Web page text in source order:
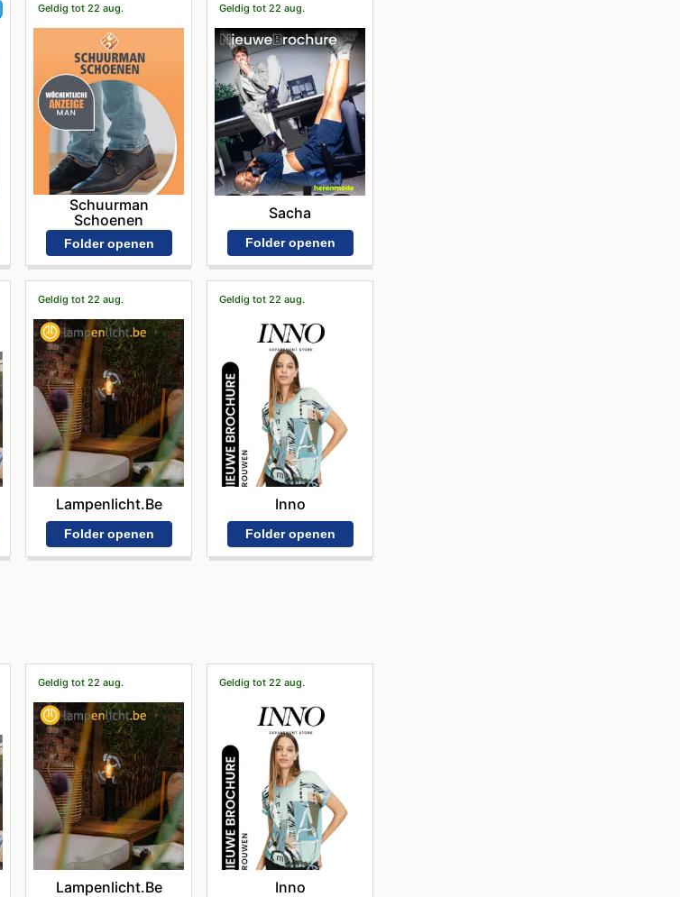
Geldig tot 22 aug.
Schuurman
Schoenen
Folder openen
Geldig tot 22 aug.
Sacha
Folder openen
Geldig tot 22 aug.
Lampenlicht.be
Folder openen
Geldig tot 22 aug.
Inno
Folder openen
Geldig tot 22 aug.
Lampenlicht.be
Geldig tot 22 aug.
Inno